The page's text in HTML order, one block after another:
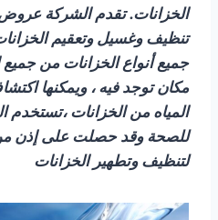
الخزانات. تقدم الشركة
تنظيف وغسيل وتعقيم
جميع أنواع الخزانات من
مكان توجد فيه ، ويمكنها
المياه من الخزانات ،تستخدم
للصحة وقد حصلت على إذن
لتنظيف وتطهير الخزانات